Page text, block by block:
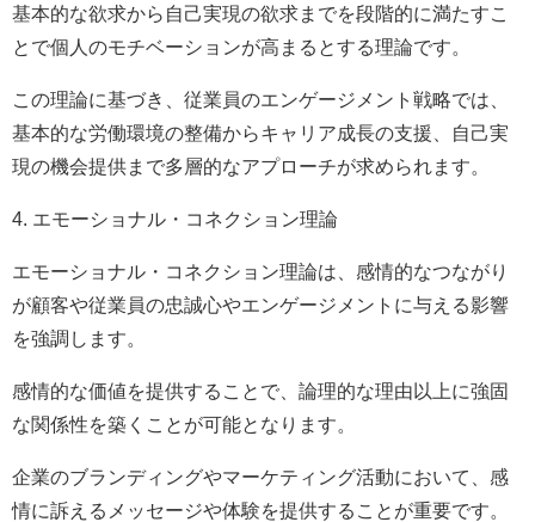
基本的な欲求から自己実現の欲求までを段階的に満たすこ
とで個人のモチベーションが高まるとする理論です。
この理論に基づき、従業員のエンゲージメント戦略では、
基本的な労働環境の整備からキャリア成長の支援、自己実
現の機会提供まで多層的なアプローチが求められます。
4. エモーショナル・コネクション理論
エモーショナル・コネクション理論は、感情的なつながり
が顧客や従業員の忠誠心やエンゲージメントに与える影響
を強調します。
感情的な価値を提供することで、論理的な理由以上に強固
な関係性を築くことが可能となります。
企業のブランディングやマーケティング活動において、感
情に訴えるメッセージや体験を提供することが重要です。